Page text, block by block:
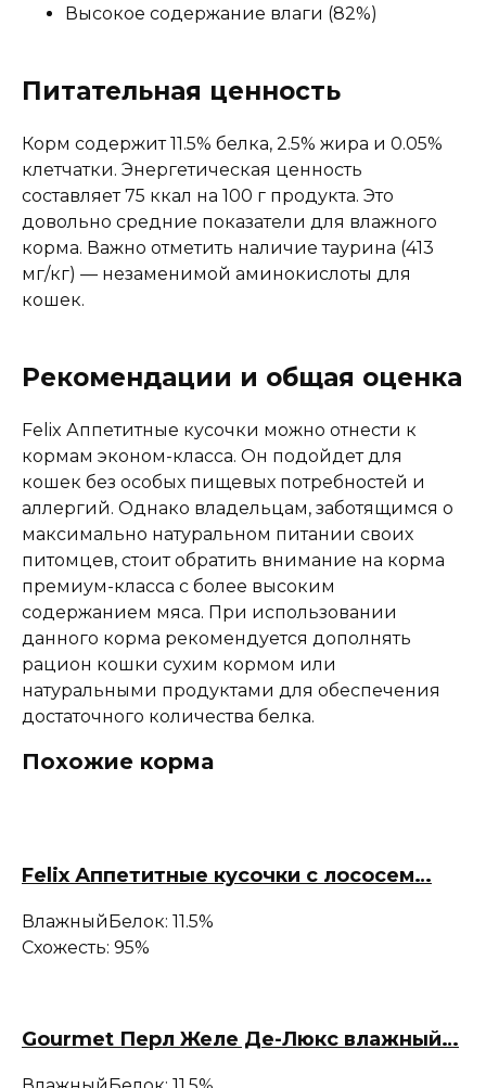
Высокое содержание влаги (82%)
Питательная ценность
Корм содержит 11.5% белка, 2.5% жира и 0.05%
клетчатки. Энергетическая ценность
составляет 75 ккал на 100 г продукта. Это
довольно средние показатели для влажного
корма. Важно отметить наличие таурина (413
мг/кг) — незаменимой аминокислоты для
кошек.
Рекомендации и общая оценка
Felix Аппетитные кусочки можно отнести к
кормам эконом-класса. Он подойдет для
кошек без особых пищевых потребностей и
аллергий. Однако владельцам, заботящимся о
максимально натуральном питании своих
питомцев, стоит обратить внимание на корма
премиум-класса с более высоким
содержанием мяса. При использовании
данного корма рекомендуется дополнять
рацион кошки сухим кормом или
натуральными продуктами для обеспечения
достаточного количества белка.
Похожие корма
Felix Аппетитные кусочки с лососем…
ВлажныйБелок: 11.5%
Схожесть: 95%
Gourmet Перл Желе Де-Люкс влажный…